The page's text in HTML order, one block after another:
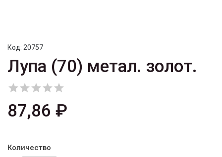
Код: 20757
Лупа (70) метал. золот.

87,86 ₽
Количество